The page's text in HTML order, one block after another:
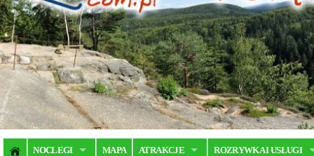
NOCLEGI MAPA ATRAKCJE ROZRYWKA I USŁUGI